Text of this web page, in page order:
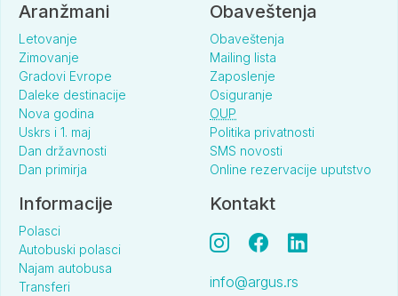
Aranžmani
Letovanje
Zimovanje
Gradovi Evrope
Daleke destinacije
Nova godina
Uskrs i 1. maj
Dan državnosti
Dan primirja
Obaveštenja
Obaveštenja
Mailing lista
Zaposlenje
Osiguranje
OUP
Politika privatnosti
SMS novosti
Online rezervacije uputstvo
Informacije
Polasci
Autobuski polasci
Najam autobusa
Transferi
Kontakt
info@argus.rs